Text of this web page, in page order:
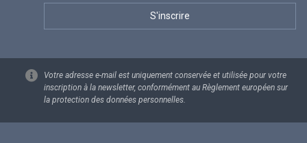
Votre adresse e-mail est uniquement conservée et utilisée pour votre
inscription à la newsletter, conformément au Règlement européen sur
la protection des données personnelles.